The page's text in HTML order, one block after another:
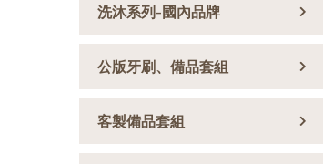
洗沐系列-國內品牌
公版牙刷、備品套組
客製備品套組